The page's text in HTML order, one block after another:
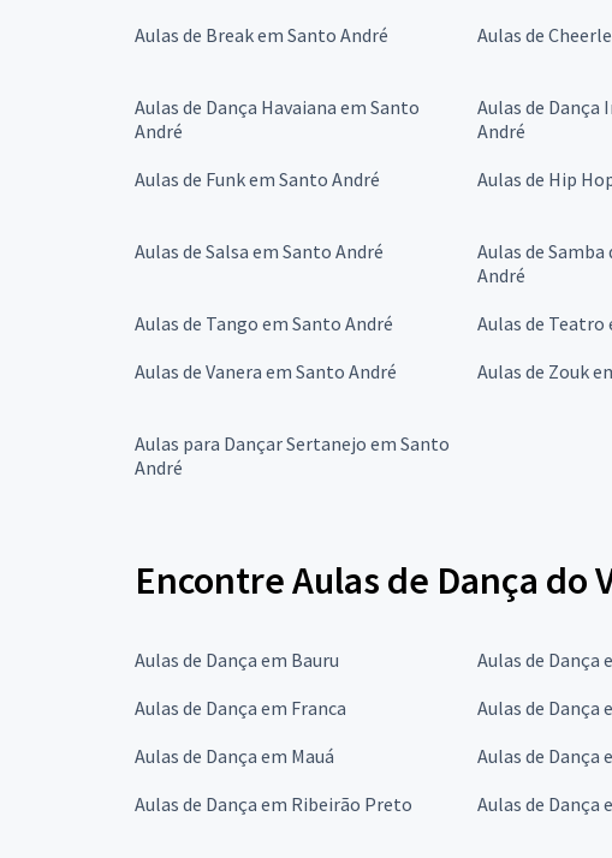
Aulas de Break em Santo André Aulas de
Aulas de Dança Havaiana em Santo
André
Aulas de Dança
André
Aulas de Funk em Santo André Aulas de Hip
Aulas de Salsa em Santo André
Aulas de
André
Aulas de Tango em Santo André Aulas de Teatro
Aulas de Vanera em Santo André
Aulas de Zouk
Aulas para Dançar Sertanejo em Santo
André
Encontre Aulas de Dança do
Aulas de Dança em Bauru Aulas de Dança
Aulas de Dança em Franca
Aulas de Dança
Aulas de Dança em Mauá
Aulas de Dança
Aulas de Dança em Ribeirão Preto
Aulas de Dança